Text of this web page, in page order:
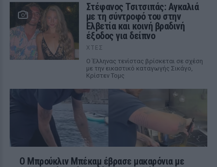
Στέφανος Τσιτσιπάς: Αγκαλιά
με τη σύντροφό του στην
Ελβετία και κοινή βραδινή
έξοδος για δείπνο
ΧΤΕΣ
Ο Έλληνας τενίστας βρίσκεται σε σχέση
με την εικαστικό καταγωγής Σικάγο,
Κρίστεν Τομς
Ο Μπρούκλιν Μπέκαμ έβρασε μακαρόνια με